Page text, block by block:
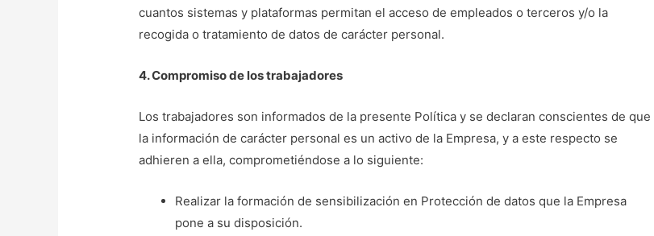
cuantos sistemas y plataformas permitan el acceso de empleados o terceros y/o la
recogida o tratamiento de datos de carácter personal.
4. Compromiso de los trabajadores
Los trabajadores son informados de la presente Política y se declaran conscientes de que
la información de carácter personal es un activo de la Empresa, y a este respecto se
adhieren a ella, comprometiéndose a lo siguiente:
Realizar la formación de sensibilización en Protección de datos que la Empresa
pone a su disposición.